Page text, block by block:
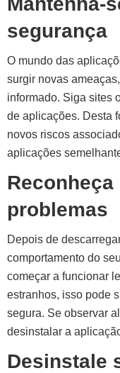
segurança
O mundo das
surgir novas
informado. Siga sites
de aplicações. Desta
novos riscos
aplicações
problemas
Depois de
comportamento do
começar a funcionar
estranhos, isso pode
segura. Se observar
desinstalar a
Desinstale